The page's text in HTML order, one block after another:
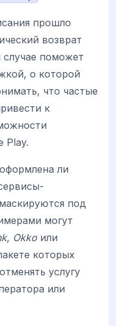
прошло
возврат
поможет
о которой
что частые
к
Play.
ли
под
могут
, Okko или
которых
услугу
или